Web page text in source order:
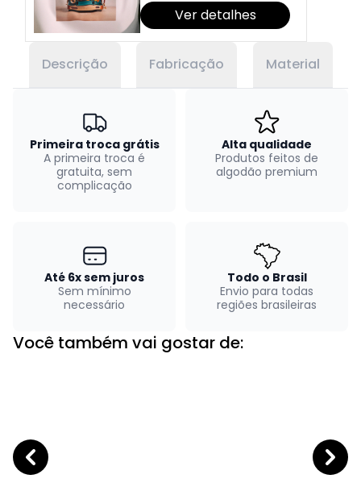
Ver detalhes
Descrição Fabricação Material
Primeira troca grátis
A primeira troca é
gratuita, sem
complicação
Alta qualidade
Produtos feitos de
algodão premium
Até 6x sem juros
Sem mínimo
necessário
Todo o Brasil
Envio para todas
regiões brasileiras
Você também vai gostar de: